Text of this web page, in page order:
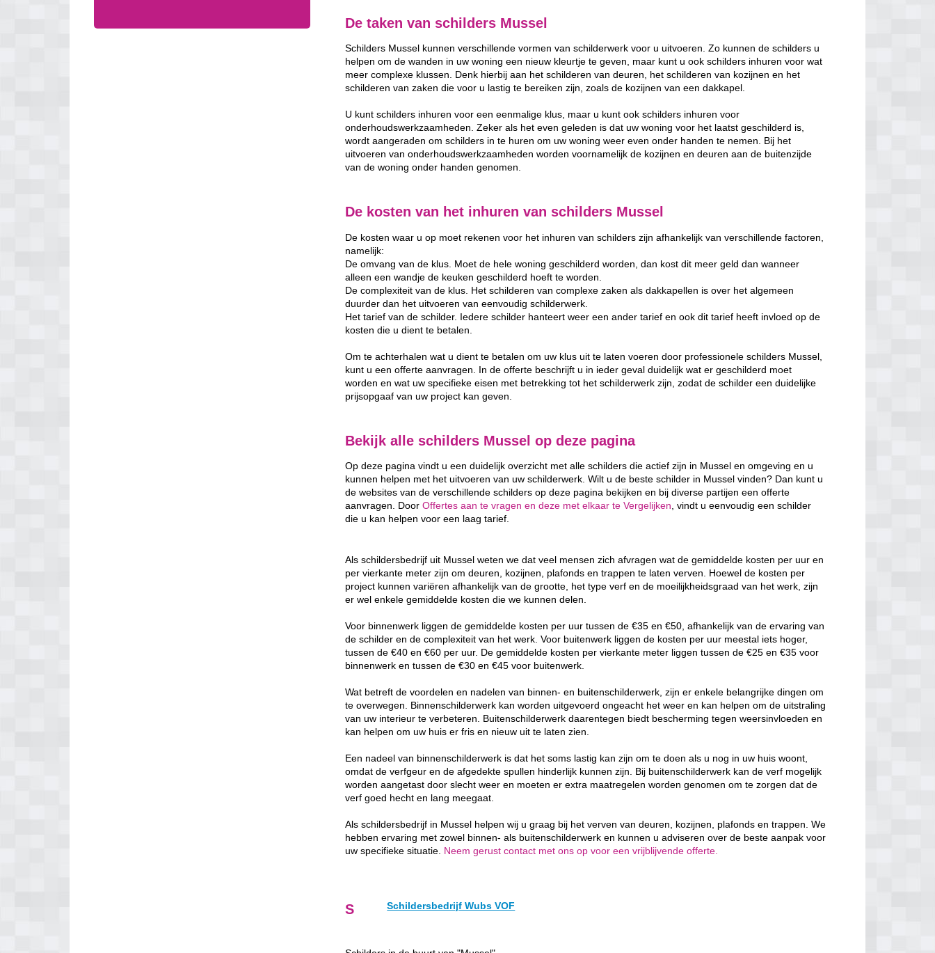
De taken van schilders Mussel
Schilders Mussel kunnen verschillende vormen van schilderwerk voor u uitvoeren. Zo kunnen de schilders u
helpen om de wanden in uw woning een nieuw kleurtje te geven, maar kunt u ook schilders inhuren voor wat
meer complexe klussen. Denk hierbij aan het schilderen van deuren, het schilderen van kozijnen en het
schilderen van zaken die voor u lastig te bereiken zijn, zoals de kozijnen van een dakkapel.
U kunt schilders inhuren voor een eenmalige klus, maar u kunt ook schilders inhuren voor
onderhoudswerkzaamheden. Zeker als het even geleden is dat uw woning voor het laatst geschilderd is,
wordt aangeraden om schilders in te huren om uw woning weer even onder handen te nemen. Bij het
uitvoeren van onderhoudswerkzaamheden worden voornamelijk de kozijnen en deuren aan de buitenzijde
van de woning onder handen genomen.
De kosten van het inhuren van schilders Mussel
De kosten waar u op moet rekenen voor het inhuren van schilders zijn afhankelijk van verschillende factoren,
namelijk:
De omvang van de klus. Moet de hele woning geschilderd worden, dan kost dit meer geld dan wanneer
alleen een wandje de keuken geschilderd hoeft te worden.
De complexiteit van de klus. Het schilderen van complexe zaken als dakkapellen is over het algemeen
duurder dan het uitvoeren van eenvoudig schilderwerk.
Het tarief van de schilder. Iedere schilder hanteert weer een ander tarief en ook dit tarief heeft invloed op de
kosten die u dient te betalen.
Om te achterhalen wat u dient te betalen om uw klus uit te laten voeren door professionele schilders Mussel,
kunt u een offerte aanvragen. In de offerte beschrijft u in ieder geval duidelijk wat er geschilderd moet
worden en wat uw specifieke eisen met betrekking tot het schilderwerk zijn, zodat de schilder een duidelijke
prijsopgaaf van uw project kan geven.
Bekijk alle schilders Mussel op deze pagina
Op deze pagina vindt u een duidelijk overzicht met alle schilders die actief zijn in Mussel en omgeving en u
kunnen helpen met het uitvoeren van uw schilderwerk. Wilt u de beste schilder in Mussel vinden? Dan kunt u
de websites van de verschillende schilders op deze pagina bekijken en bij diverse partijen een offerte
aanvragen. DoorOffertes aan te vragen en deze met elkaar te Vergelijken, vindt u eenvoudig een schilder
die u kan helpen voor een laag tarief.
Als schildersbedrijf uit Mussel weten we dat veel mensen zich afvragen wat de gemiddelde kosten per uur en
per vierkante meter zijn om deuren, kozijnen, plafonds en trappen te laten verven. Hoewel de kosten per
project kunnen variëren afhankelijk van de grootte, het type verf en de moeilijkheidsgraad van het werk, zijn
er wel enkele gemiddelde kosten die we kunnen delen.
Voor binnenwerk liggen de gemiddelde kosten per uur tussen de €35 en €50, afhankelijk van de ervaring van
de schilder en de complexiteit van het werk. Voor buitenwerk liggen de kosten per uur meestal iets hoger,
tussen de €40 en €60 per uur. De gemiddelde kosten per vierkante meter liggen tussen de €25 en €35 voor
binnenwerk en tussen de €30 en €45 voor buitenwerk.
Wat betreft de voordelen en nadelen van binnen- en buitenschilderwerk, zijn er enkele belangrijke dingen om
te overwegen. Binnenschilderwerk kan worden uitgevoerd ongeacht het weer en kan helpen om de uitstraling
van uw interieur te verbeteren. Buitenschilderwerk daarentegen biedt bescherming tegen weersinvloeden en
kan helpen om uw huis er fris en nieuw uit te laten zien.
Een nadeel van binnenschilderwerk is dat het soms lastig kan zijn om te doen als u nog in uw huis woont,
omdat de verfgeur en de afgedekte spullen hinderlijk kunnen zijn. Bij buitenschilderwerk kan de verf mogelijk
worden aangetast door slecht weer en moeten er extra maatregelen worden genomen om te zorgen dat de
verf goed hecht en lang meegaat.
Als schildersbedrijf in Mussel helpen wij u graag bij het verven van deuren, kozijnen, plafonds en trappen. We
hebben ervaring met zowel binnen- als buitenschilderwerk en kunnen u adviseren over de beste aanpak voor
uw specifieke situatie. Neem gerust contact met ons op voor een vrijblijvende offerte.
S Schildersbedrijf Wubs VOF